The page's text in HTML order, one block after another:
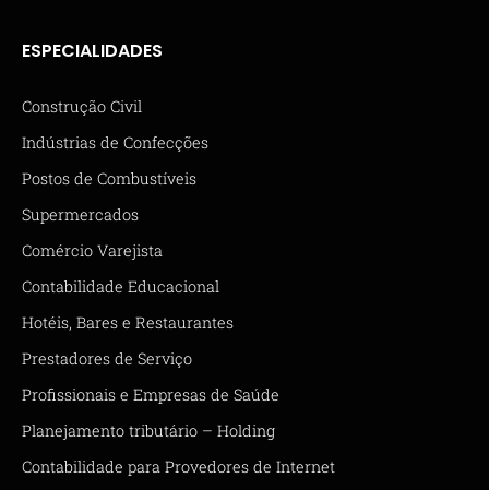
ESPECIALIDADES
Construção Civil
Indústrias de Confecções
Postos de Combustíveis
Supermercados
Comércio Varejista
Contabilidade Educacional
Hotéis, Bares e Restaurantes
Prestadores de Serviço
Profissionais e Empresas de Saúde
Planejamento tributário – Holding
Contabilidade para Provedores de Internet